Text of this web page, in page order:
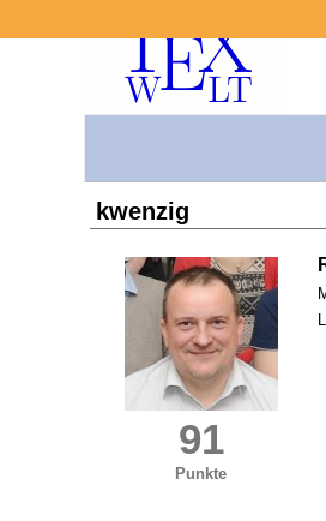
kwenzig
91
Punkte